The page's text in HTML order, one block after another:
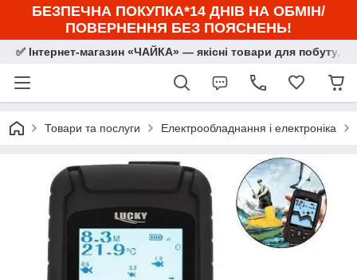
БЕЗПЕЧНА ПОКУПКА*14 ДНІВ НА ОБМІН/
ПОВЕРНЕННЯ БЕЗ ПОЯСНЕНЬ!
✅ Інтернет-магазин «ЧАЙКА» — якісні товари для побуту,
Товари та послуги Електрообладнання і електроніка